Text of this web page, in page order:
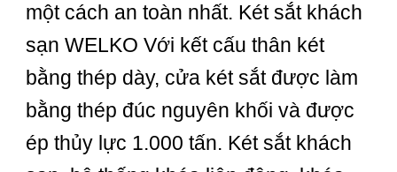
một cách an toàn nhất. Két sắt khách
sạn WELKO Với kết cấu thân két
bằng thép dày, cửa két sắt được làm
bằng thép đúc nguyên khối và được
ép thủy lực 1.000 tấn. Két sắt khách